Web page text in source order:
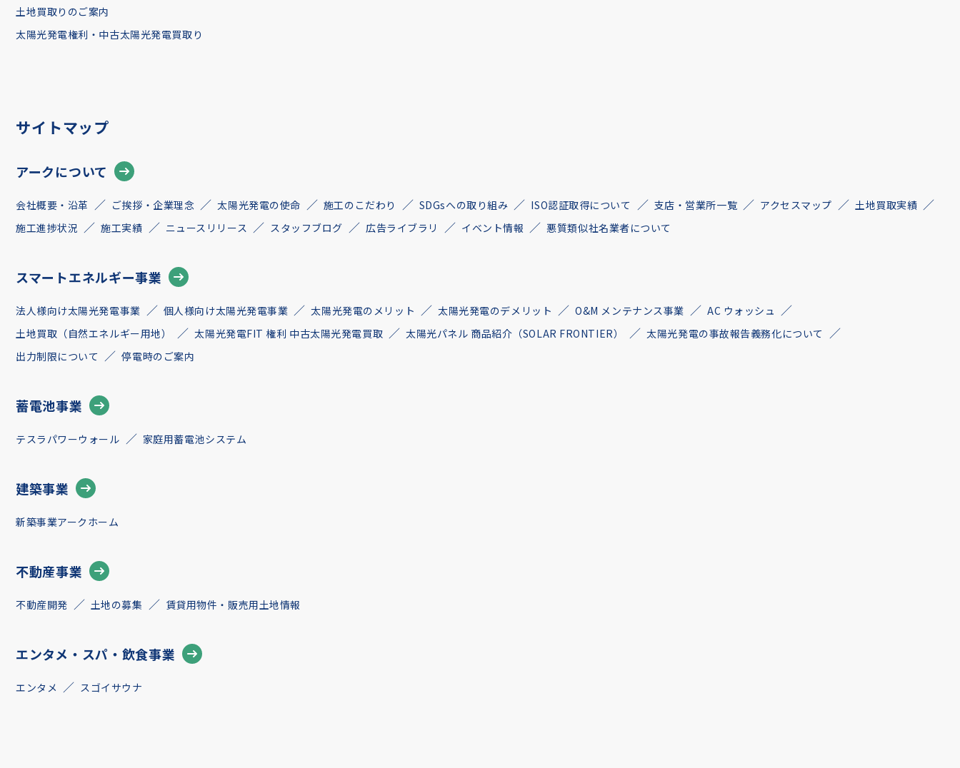
土地買取りのご案内
太陽光発電権利・中古太陽光発電買取り
サイトマップ
アークについて
会社概要・沿革 ご挨拶・企業理念 太陽光発電の使命 施工のこだわり SDGsへの取り組み ISO認証取得について 支店・営業所一覧 アクセスマップ
土地買取実績
施工進捗状況
施工実績 ニュースリリース スタッフブログ 広告ライブラリ イベント情報 悪質類似社名業者について
スマートエネルギー事業
法人様向け太陽光発電事業 個人様向け太陽光発電事業 太陽光発電のメリット 太陽光発電のデメリット O&M メンテナンス事業
AC ウォッシュ
土地買取（自然エネルギー用地）
太陽光発電FIT 権利 中古太陽光発電買取 太陽光パネル 商品紹介（SOLAR FRONTIER）
太陽光発電の事故報告義務化について
出力制限について
停電時のご案内
蓄電池事業
テスラパワーウォール 家庭用蓄電池システム
建築事業
新築事業アークホーム
不動産事業
不動産開発 土地の募集 賃貸用物件・販売用土地情報
エンタメ・スパ・飲食事業
エンタメ スゴイサウナ